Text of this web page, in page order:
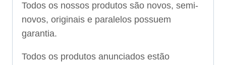
Todos os nossos produtos são novos, semi-
novos, originais e paralelos possuem
garantia.
Todos os produtos anunciados estão